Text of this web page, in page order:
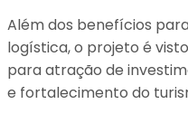
Além dos benefícios
logística, o projeto é
para atração de
e fortalecimento do